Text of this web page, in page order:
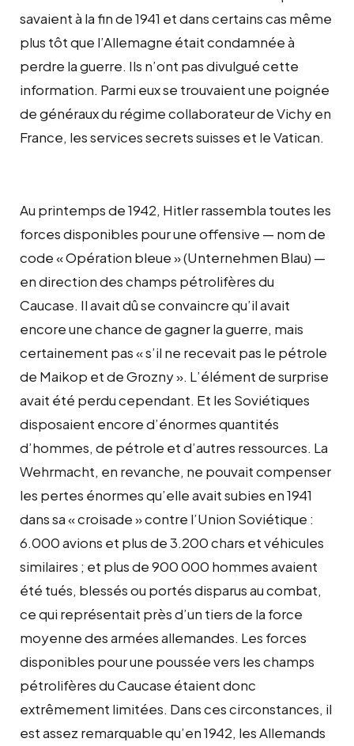
savaient à la fin de 1941 et dans certains cas même
plus tôt que l’Allemagne était condamnée à
perdre la guerre. Ils n’ont pas divulgué cette
information. Parmi eux se trouvaient une poignée
de généraux du régime collaborateur de Vichy en
France, les services secrets suisses et le Vatican.
Au printemps de 1942, Hitler rassembla toutes les
forces disponibles pour une offensive — nom de
code « Opération bleue » (Unternehmen Blau) —
en direction des champs pétrolifères du
Caucase. Il avait dû se convaincre qu’il avait
encore une chance de gagner la guerre, mais
certainement pas « s’il ne recevait pas le pétrole
de Maikop et de Grozny ». L’élément de surprise
avait été perdu cependant. Et les Soviétiques
disposaient encore d’énormes quantités
d’hommes, de pétrole et d’autres ressources. La
Wehrmacht, en revanche, ne pouvait compenser
les pertes énormes qu’elle avait subies en 1941
dans sa « croisade » contre l’Union Soviétique :
6.000 avions et plus de 3.200 chars et véhicules
similaires ; et plus de 900 000 hommes avaient
été tués, blessés ou portés disparus au combat,
ce qui représentait près d’un tiers de la force
moyenne des armées allemandes. Les forces
disponibles pour une poussée vers les champs
pétrolifères du Caucase étaient donc
extrêmement limitées. Dans ces circonstances, il
est assez remarquable qu’en 1942, les Allemands